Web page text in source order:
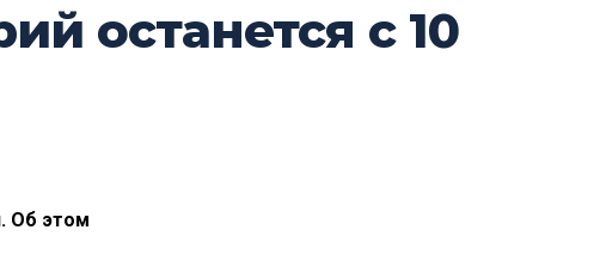
останется с 10
Об этом